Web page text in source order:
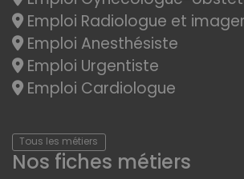
Emploi Radiologue et
Emploi Anesthésiste
Emploi Urgentiste
Emploi Cardiologue
Tous les métiers
Nos fiches métiers